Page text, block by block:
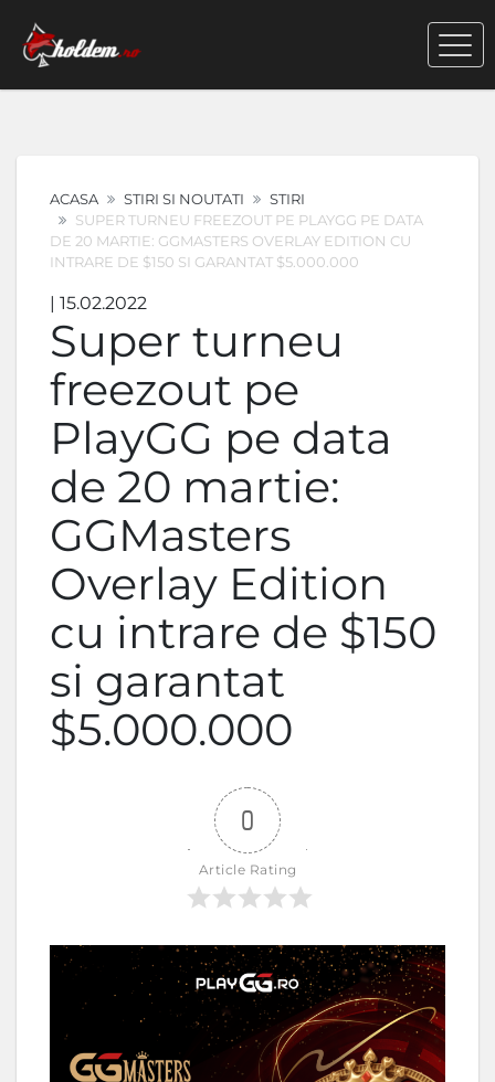
ACASA STIRI SI NOUTATI
STIRI
SUPER TURNEU FREEZOUT PE PLAYGG PE DATA
DE 20 MARTIE: GGMASTERS OVERLAY EDITION CU
INTRARE DE $150 SI GARANTAT $5.000.000
| 15.02.2022
Super turneu
freezout pe
PlayGG pe data
de 20 martie:
GGMasters
Overlay Edition
cu intrare de $150
si garantat
$5.000.000
0
Article Rating